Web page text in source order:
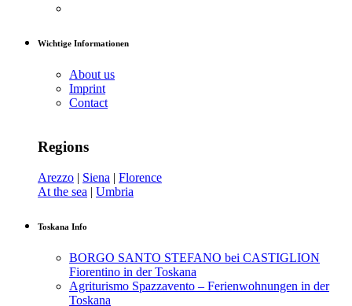
Wichtige Informationen
About us
Imprint
Contact
Regions
Arezzo | Siena | Florence
At the sea | Umbria
Toskana Info
BORGO SANTO STEFANO bei CASTIGLION
Fiorentino in der Toskana
Agriturismo Spazzavento – Ferienwohnungen in der
Toskana